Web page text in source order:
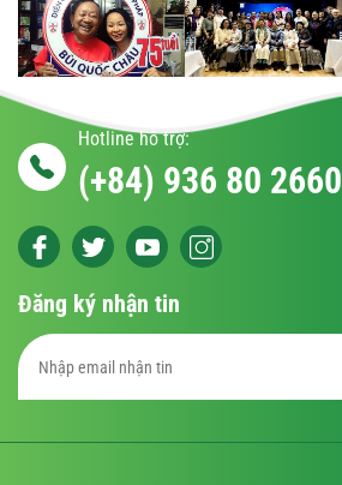
Hotline hỗ trợ:
(+84) 936 80 2660
Đăng ký nhận tin